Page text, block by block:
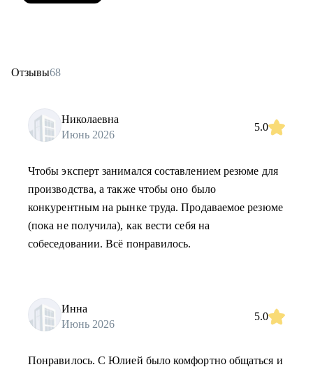
Отзывы68
Николаевна
Июнь 2026
5.0
Чтобы эксперт занимался составлением резюме для
производства, а также чтобы оно было
конкурентным на рынке труда. Продаваемое резюме
(пока не получила), как вести себя на
собеседовании. Всё понравилось.
Инна
Июнь 2026
5.0
Понравилось. С Юлией было комфортно общаться и